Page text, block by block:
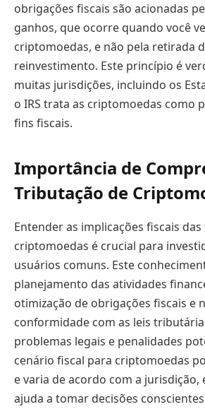
obrigações fiscais são acionadas
ganhos, que ocorre quando você
criptomoedas, e não pela retirada
reinvestimento. Este princípio é
muitas jurisdições, incluindo os
o IRS trata as criptomoedas como
fins fiscais.
Importância de
Tributação de
Entender as implicações fiscais
criptomoedas é crucial para
usuários comuns. Este
planejamento das atividades
otimização de obrigações fiscais e
conformidade com as leis
problemas legais e penalidades
cenário fiscal para criptomoedas
e varia de acordo com a
ajuda a tomar decisões